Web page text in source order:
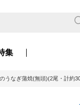
集
うなぎ蒲焼(無頭)(2尾・計